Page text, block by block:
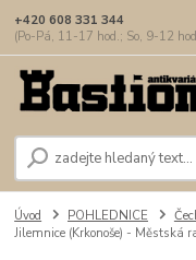
+420 608 331 344
(Po-Pá, 11-17 hod.; So, 9-12
Úvod POHLEDNICE
Jilemnice (Krkonoše) - Městská